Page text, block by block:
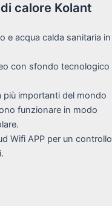
calore Kolant
e acqua calda sanitaria in
con sfondo tecnologico
più importanti del mondo
funzionare in modo
Wifi APP per un controllo